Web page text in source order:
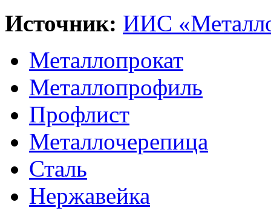
Источник: ИИС
Металлопрокат
Металлопрофиль
Профлист
Металлочерепица
Сталь
Нержавейка